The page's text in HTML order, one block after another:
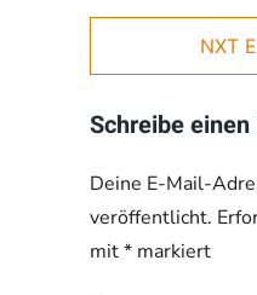
NXT
Schreibe
Deine E-Mail-
veröffentlicht.
mit* markiert